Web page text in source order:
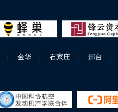
| 金华 | 石家庄 | 邢台 |